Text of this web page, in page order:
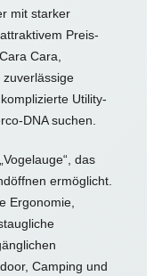
mit starker
Preis-
Cara,
Utility-
DNA suchen.
das
ermöglicht.
Ergonomie,
Camping und